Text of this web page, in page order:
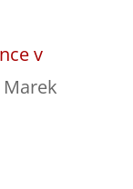
v